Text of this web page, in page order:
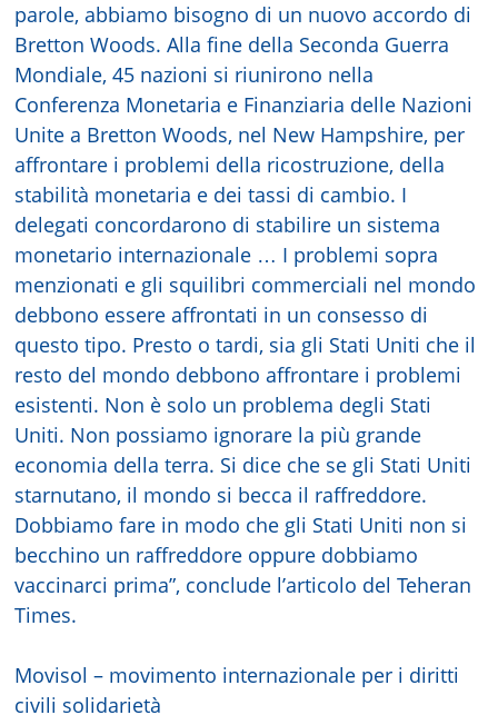
parole, abbiamo bisogno di un nuovo accordo di
Bretton Woods. Alla fine della Seconda Guerra
Mondiale, 45 nazioni si riunirono nella
Conferenza Monetaria e Finanziaria delle Nazioni
Unite a Bretton Woods, nel New Hampshire, per
affrontare i problemi della ricostruzione, della
stabilità monetaria e dei tassi di cambio. I
delegati concordarono di stabilire un sistema
monetario internazionale … I problemi sopra
menzionati e gli squilibri commerciali nel mondo
debbono essere affrontati in un consesso di
questo tipo. Presto o tardi, sia gli Stati Uniti che il
resto del mondo debbono affrontare i problemi
esistenti. Non è solo un problema degli Stati
Uniti. Non possiamo ignorare la più grande
economia della terra. Si dice che se gli Stati Uniti
starnutano, il mondo si becca il raffreddore.
Dobbiamo fare in modo che gli Stati Uniti non si
becchino un raffreddore oppure dobbiamo
vaccinarci prima”, conclude l’articolo del Teheran
Times.
Movisol – movimento internazionale per i diritti
civili solidarietà